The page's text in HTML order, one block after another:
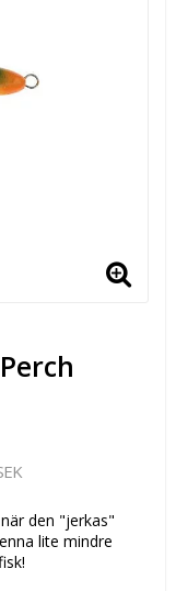
den "jerkas"
lite mindre